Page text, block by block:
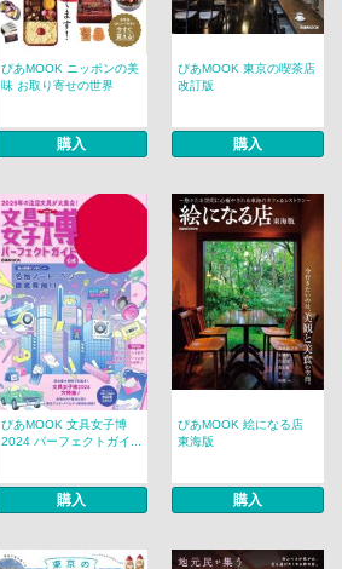
ぴあMOOK ニッポンの美
味 お取り寄せの世界
購入
ぴあMOOK 東京の喫茶店
改訂版
購入
ぴあMOOK 文具女子博
2024 パーフェクトガイ...
購入
ぴあMOOK 絵になる店
東海版
購入